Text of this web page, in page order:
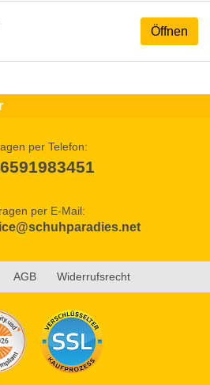
Öffnen
per Telefon:
per E-Mail:
AGB Widerrufsrecht